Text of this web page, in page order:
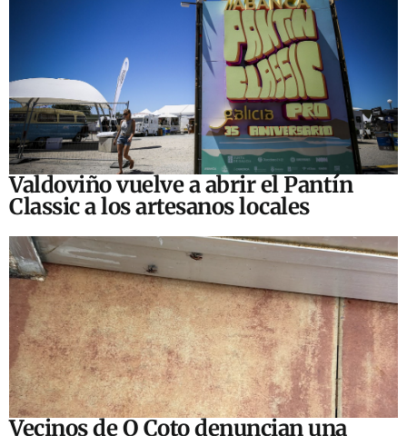
Valdoviño vuelve a abrir el Pantín
Classic a los artesanos locales
Vecinos de O Coto denuncian una